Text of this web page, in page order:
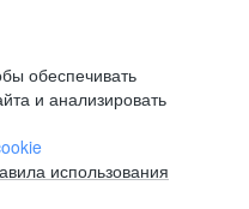
обеспечивать
и анализировать
использования